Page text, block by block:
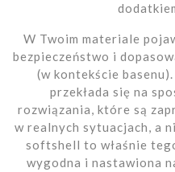
W Twoim materiale
bezpieczeństwo i
(w kontekście
przekłada się na
rozwiązania, które są
w realnych sytuacjach, a
softshell to właśnie
wygodna i nastawiona